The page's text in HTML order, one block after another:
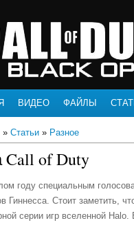
ВИДЕО ФАЙЛЫ
» Статьи » Разное
Call of Duty
году специальным
Гиннесса. Стоит заметить,
серии игр вселенной